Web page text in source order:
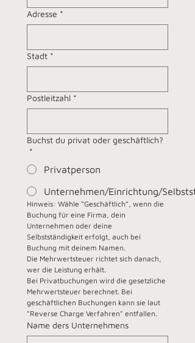
Adresse *
Stadt *
Postleitzahl *
Buchst du privat oder geschäftlich?
*
Privatperson
Unternehmen/Einrichtung/
Hinweis: Wähle “Geschäftlich”, wenn die
Buchung für eine Firma, dein
Unternehmen oder deine
Selbstständigkeit erfolgt, auch bei
Buchung mit deinem Namen.
Die Mehrwertsteuer richtet sich danach,
Bei Privatbuchungen wird die gesetzliche
Mehrwertsteuer berechnet. Bei
geschäftlichen Buchungen kann sie laut
"Reverse Charge Verfahren" entfallen.
Name ders Unternehmens